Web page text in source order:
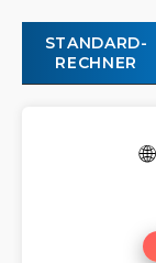
STANDARD-
RECHNER
🌐